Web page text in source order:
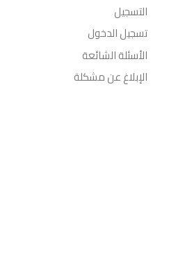
التسجيل
تسجيل الدخول
الأسئلة الشائعة
الإبلاغ عن مشكلة